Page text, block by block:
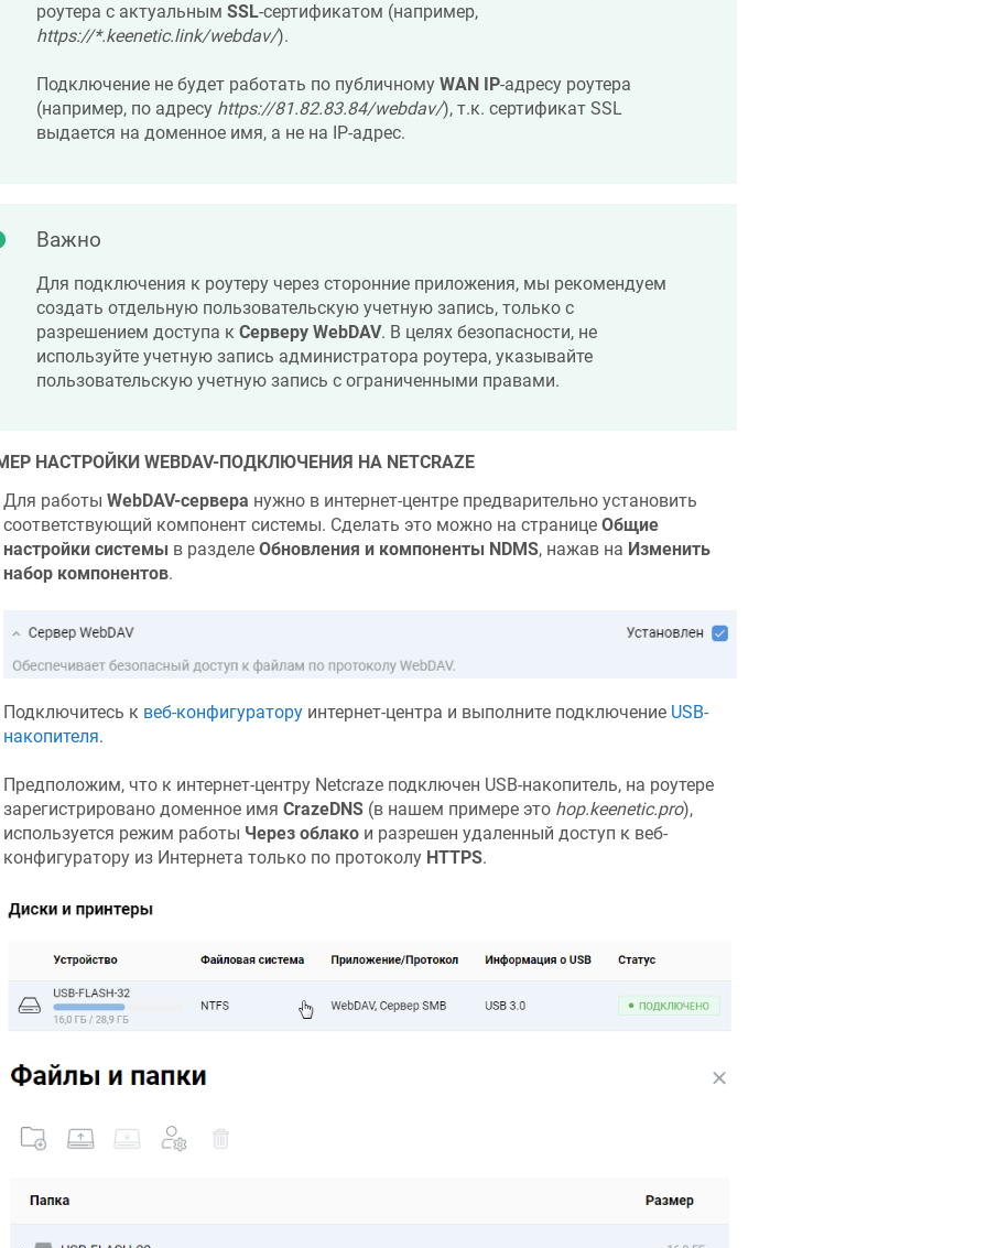
роутера с актуальным SSL-сертификатом (например,
https://*.keenetic.link/webdav/).
Подключение не будет работать по публичному WAN IP-адресу роутера
(например, по адресу https://81.82.83.84/webdav/), т.к. сертификат SSL
выдается на доменное имя, а не на IP-адрес.
Важно
Для подключения к роутеру через сторонние приложения, мы рекомендуем
создать отдельную пользовательскую учетную запись, только с
разрешением доступа к Серверу WebDAV. В целях безопасности, не
используйте учетную запись администратора роутера, указывайте
пользовательскую учетную запись с ограниченными правами.
НАСТРОЙКИ WEBDAV-ПОДКЛЮЧЕНИЯ НА NETCRAZE
Для работы WebDAV-сервера нужно в интернет-центре предварительно установить
соответствующий компонент системы. Сделать это можно на странице Общие
настройки системы в разделе Обновления и компоненты NDMS, нажав на Изменить
набор компонентов.
Подключитесь к веб-конфигураторуинтернет-центра и выполните подключение USB-
накопителя.
Предположим, что к интернет-центру Netcrazeподключен USB-накопитель, на роутере
зарегистрировано доменное имя CrazeDNS(в нашем примере это hop.keenetic.pro),
используется режим работы Через облакои разрешен удаленный доступ к веб-
конфигуратору из Интернета только по протоколу HTTPS.